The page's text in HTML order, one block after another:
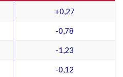
+0,27
-0,78
-1,23
-0,12